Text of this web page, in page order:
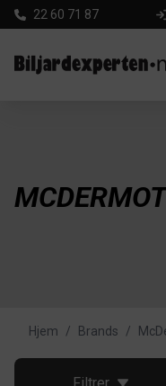
22 60 71 87
Hjem / Brands /